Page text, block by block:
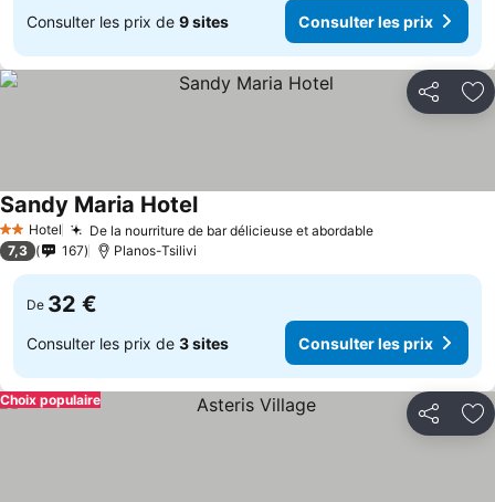
Consulter les prix de 9 sites Consulter les prix
Partager
2 Étoiles
Hotel De la nourriture de bar délicieuse et abordable
Sandy Maria Hotel
7,3 167 Planos-Tsilivi
De 32 €
Consulter les prix de 3 sites Consulter les prix
Partager
Choix populaire